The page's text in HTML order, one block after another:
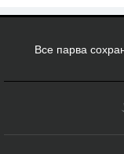
Все парва